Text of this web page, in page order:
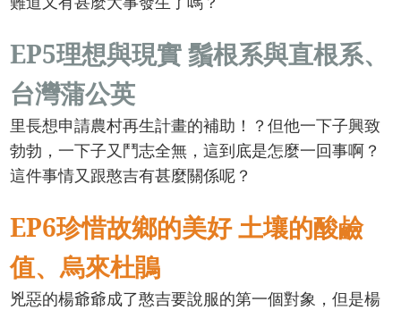
EP5理想與現實 鬚根系與直根系、
台灣蒲公英
里長想申請農村再生計畫的補助！？但他一下子興致
勃勃，一下子又鬥志全無，這到底是怎麼一回事啊？
這件事情又跟憨吉有甚麼關係呢？
EP6珍惜故鄉的美好 土壤的酸鹼
值、烏來杜鵑
兇惡的楊爺爺成了憨吉要說服的第一個對象，但是楊